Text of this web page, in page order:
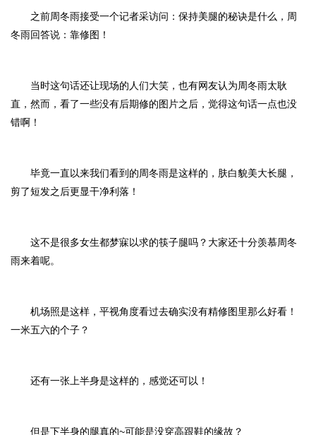
之前周冬雨接受一个记者采访问：保持美腿的秘诀是什么，周
冬雨回答说：靠修图！
当时这句话还让现场的人们大笑，也有网友认为周冬雨太耿
直，然而，看了一些没有后期修的图片之后，觉得这句话一点也没
错啊！
毕竟一直以来我们看到的周冬雨是这样的，肤白貌美大长腿，
剪了短发之后更显干净利落！
这不是很多女生都梦寐以求的筷子腿吗？大家还十分羡慕周冬
雨来着呢。
机场照是这样，平视角度看过去确实没有精修图里那么好看！
一米五六的个子？
还有一张上半身是这样的，感觉还可以！
但是下半身的腿真的~可能是没穿高跟鞋的缘故？